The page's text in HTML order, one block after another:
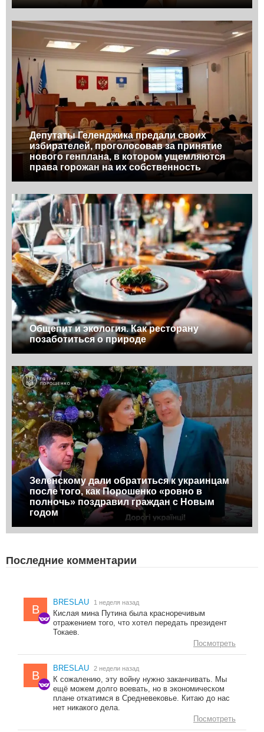
Депутаты Геленджика предали своих
избирателей, проголосовав за принятие
нового генплана, в котором ущемляются
права горожан на их собственность
Общепит и экология. Как ресторану
позаботиться о природе
Зеленскому дали обратиться к украинцам
после того, как Порошенко «ровно в
полночь» поздравил граждан с Новым
годом
Последние комментарии
B
BRESLAU 1 неделя назад
Кислая мина Путина была красноречивым
отражением того, что хотел передать президент
Токаев.
Посмотреть
B
BRESLAU 2 недели назад
К сожалению, эту войну нужно заканчивать. Мы
ещё можем долго воевать, но в экономическом
плане откатимся в Средневековье. Китаю до нас
нет никакого дела.
Посмотреть